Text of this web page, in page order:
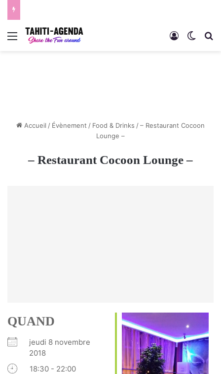
Menu Connexion
Accueil / Évènement / Food & Drinks /– Restaurant Cocoon
Lounge –
– Restaurant Cocoon Lounge –
QUAND
jeudi 8 novembre
2018
18:30 - 22:00